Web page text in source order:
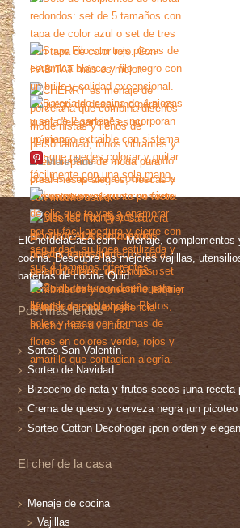
More Pins
ElChefdelaCasa.com - Menaje, complementos
cocina. Descubre las mejores vajillas,
baterías de cocina Quid.
Post más leídos
Sorteo San Valentín
Sorteo de Navidad
Bizcocho de nata y frutos secos ¡una
Crema de queso y cerveza negra ¡un
Sorteo Cotton Decohogar ¡pon orden y
El chef de la casa
Menaje de cocina
Vajillas